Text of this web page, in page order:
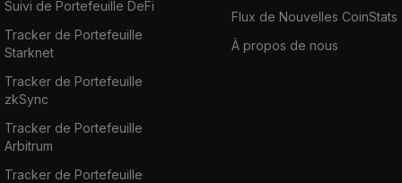
Suivi de Portefeuille DeFi
Tracker de Portefeuille
Starknet
Tracker de Portefeuille
zkSync
Tracker de Portefeuille
Arbitrum
Tracker de Portefeuille
Flux de Nouvelles CoinStats
À propos de nous